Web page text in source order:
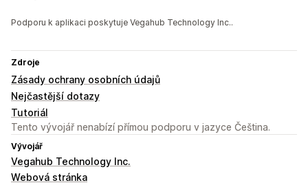
Podporu k aplikaci poskytuje Vegahub Technology Inc..
Zdroje
Zásady ochrany osobních údajů
Nejčastější dotazy
Tutoriál
Tento vývojář nenabízí přímou podporu v jazyce Čeština.
Vývojář
Vegahub Technology Inc.
Webová stránka